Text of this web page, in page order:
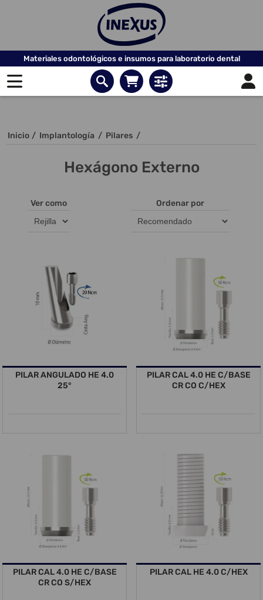
Materiales odontológicos e insumos para laboratorio dental
Inicio / Implantología / Pilares /
Hexágono Externo
Ver como Ordenar por
PILAR ANGULADO HE 4.0
25°
PILAR CAL 4.0 HE C/BASE
CR CO C/HEX
PILAR CAL 4.0 HE C/BASE
CR CO S/HEX
PILAR CAL HE 4.0 C/HEX